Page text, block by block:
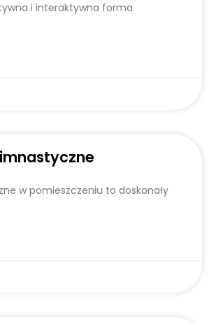
i interaktywna forma
w pomieszczeniu to doskonały